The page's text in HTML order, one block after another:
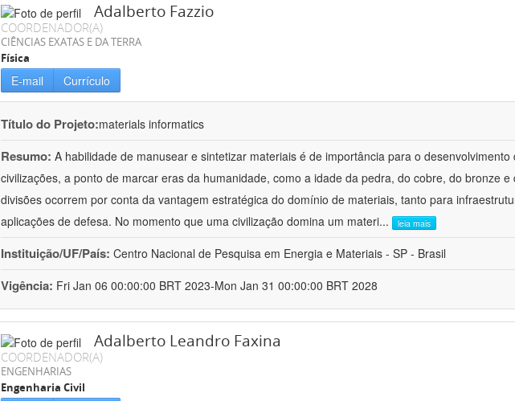
Adalberto Fazzio
COORDENADOR(A)
CIÊNCIAS EXATAS E DA TERRA
Física
E-mail Currículo
Título do Projeto:materials informatics
Resumo: A habilidade de manusear e sintetizar materiais é de importância para o desenvolvimento
civilizações, a ponto de marcar eras da humanidade, como a idade da pedra, do cobre, do bronze e
divisões ocorrem por conta da vantagem estratégica do domínio de materiais, tanto para
aplicações de defesa. No momento que uma civilização domina um materi... leia mais
Instituição/UF/País: Centro Nacional de Pesquisa em Energia e Materiais - SP - Brasil
Vigência: Fri Jan 06 00:00:00 BRT 2023-Mon Jan 31 00:00:00 BRT 2028
Adalberto Leandro Faxina
COORDENADOR(A)
ENGENHARIAS
Engenharia Civil